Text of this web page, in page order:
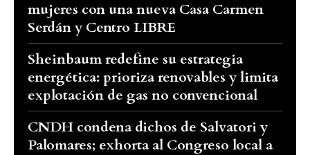
mujeres con una nueva Casa Carmen
Serdán y Centro LIBRE
Sheinbaum redefine su estrategia
energética: prioriza renovables y limita
explotación de gas no convencional
CNDH condena dichos de Salvatori y
Palomares; exhorta al Congreso local a